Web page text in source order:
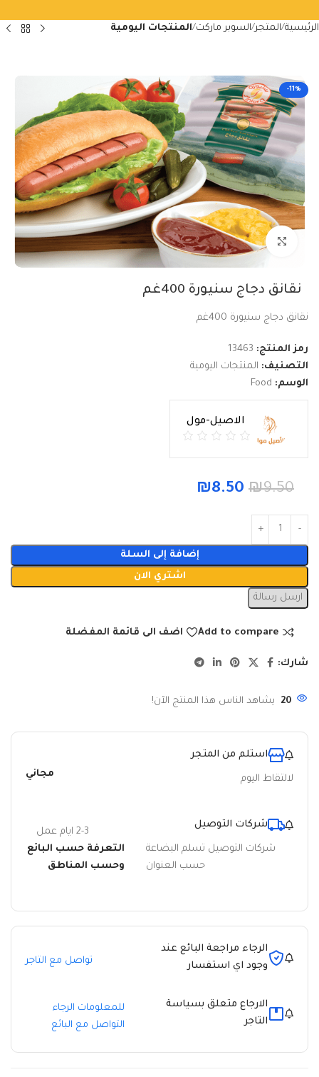
الرئيسية المتجر السوبر ماركت المنتجات اليومية
-11%
Click to enlarge
نقانق دجاج سنيورة 400غم
نقانق دجاج سنيورة 400غم
رمز المنتج: 13463
التصنيف: المنتجات اليومية
الوسم: Food
الاصيل-مول
₪9.50
₪8.50
إضافة إلى السلة
اشتري الان
ارسل رسالة
Add to compare اضف الى قائمة المفضلة
شارك:
20 يشاهد الناس هذا المنتج الآن!
استلم من المتجر
لالتقاط اليوم مجاني
شركات التوصيل
شركات التوصيل تسلم البضاعة
حسب العنوان
2-3 ايام عمل
التعرفة حسب البائع
وحسب المناطق
الرجاء مراجعة البائع عند
وجود اي استفسار
تواصل مع التاجر
الارجاع متعلق بسياسة
التاجر
للمعلومات الرجاء
التواصل مع البائع